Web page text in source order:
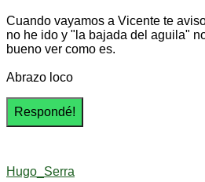
Cuando vayamos a Vicente te
no he ido y "la bajada del aguila"
bueno ver como es.
Abrazo loco
Hugo_Serra